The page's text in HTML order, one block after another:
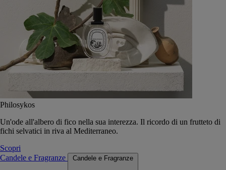
Philosykos
Un'ode all'albero di fico nella sua interezza. Il ricordo di un frutteto di
fichi selvatici in riva al Mediterraneo.
Scopri
Candele e Fragranze
Candele e Fragranze